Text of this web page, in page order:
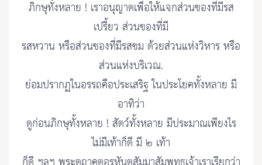
ภิกษุทั้งหลาย ! เราอนุญาตเพื่อให้แจกส่วนของที่มีรส
เปรี้ยว ส่วนของที่มี
รสหวาน หรือส่วนของที่มีรสขม ด้วยส่วนแห่งวิหาร หรือ
ส่วนแห่งบริเวณ.
ย่อมปรากฏในอรรถคือประเสริฐ ในประโยคทั้งหลาย มี
อาทิว่า
ดูก่อนภิกษุทั้งหลาย ! สัตว์ทั้งหลาย มีประมาณเพียงไร
ไม่มีเท้าก็ดี มี ๒ เท้า